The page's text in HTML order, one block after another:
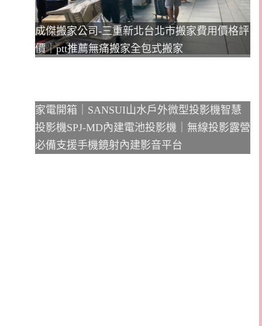
成傑搬家公司-三重新北台北市搬家費用價格評
價｜ptt推薦無痛搬家全包式搬家
家電開箱｜SANSUI山水戶外微型投影機智慧
投影機SPJ-MD內建電池投影機｜無線投影露營
必備支援手機鏡射內建影音平台